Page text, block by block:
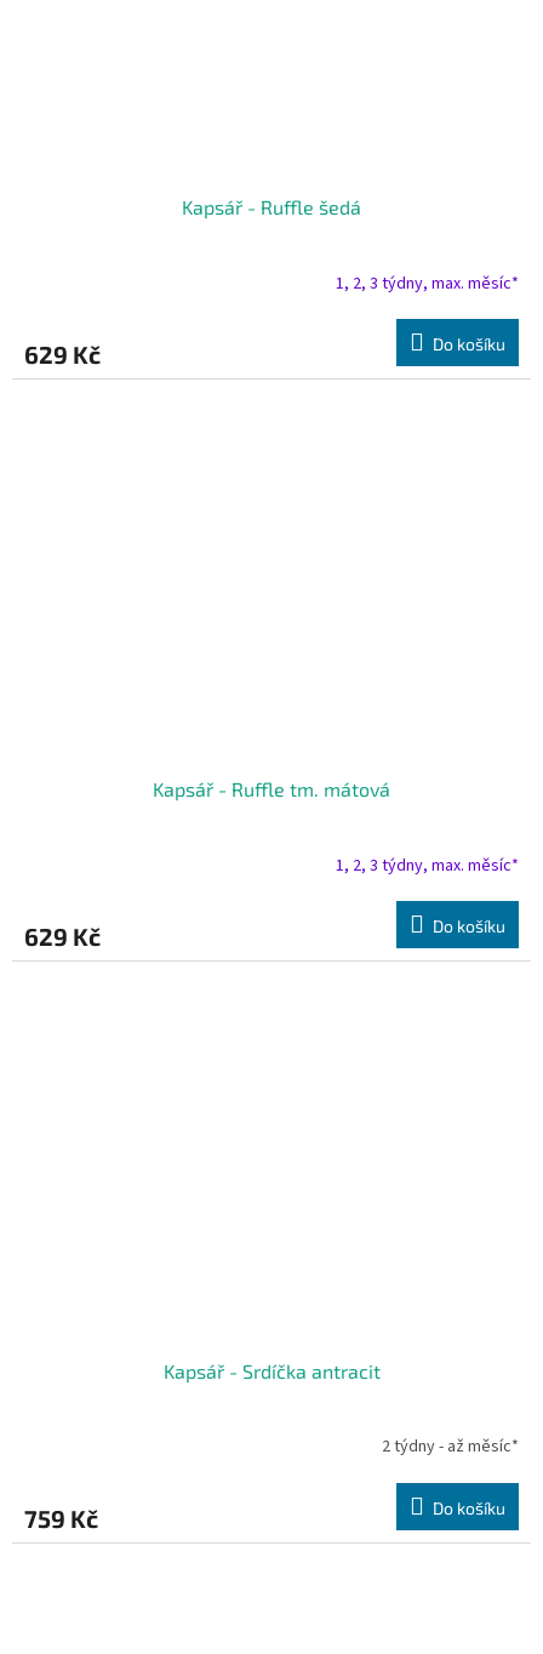
Kapsář - Ruffle šedá
1, 2, 3 týdny, max. měsíc*
629 Kč Do košíku
Kapsář - Ruffle tm. mátová
1, 2, 3 týdny, max. měsíc*
629 Kč Do košíku
Kapsář - Srdíčka antracit
2 týdny - až měsíc*
759 Kč Do košíku